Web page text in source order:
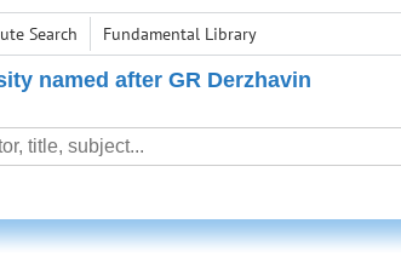
Search Fundamental Library
named after GR Derzhavin